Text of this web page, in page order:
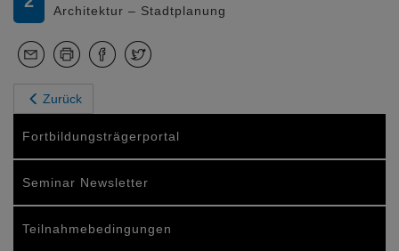
Architektur – Stadtplanung
Zurück
Fortbildungsträgerportal
Seminar Newsletter
Teilnahmebedingungen